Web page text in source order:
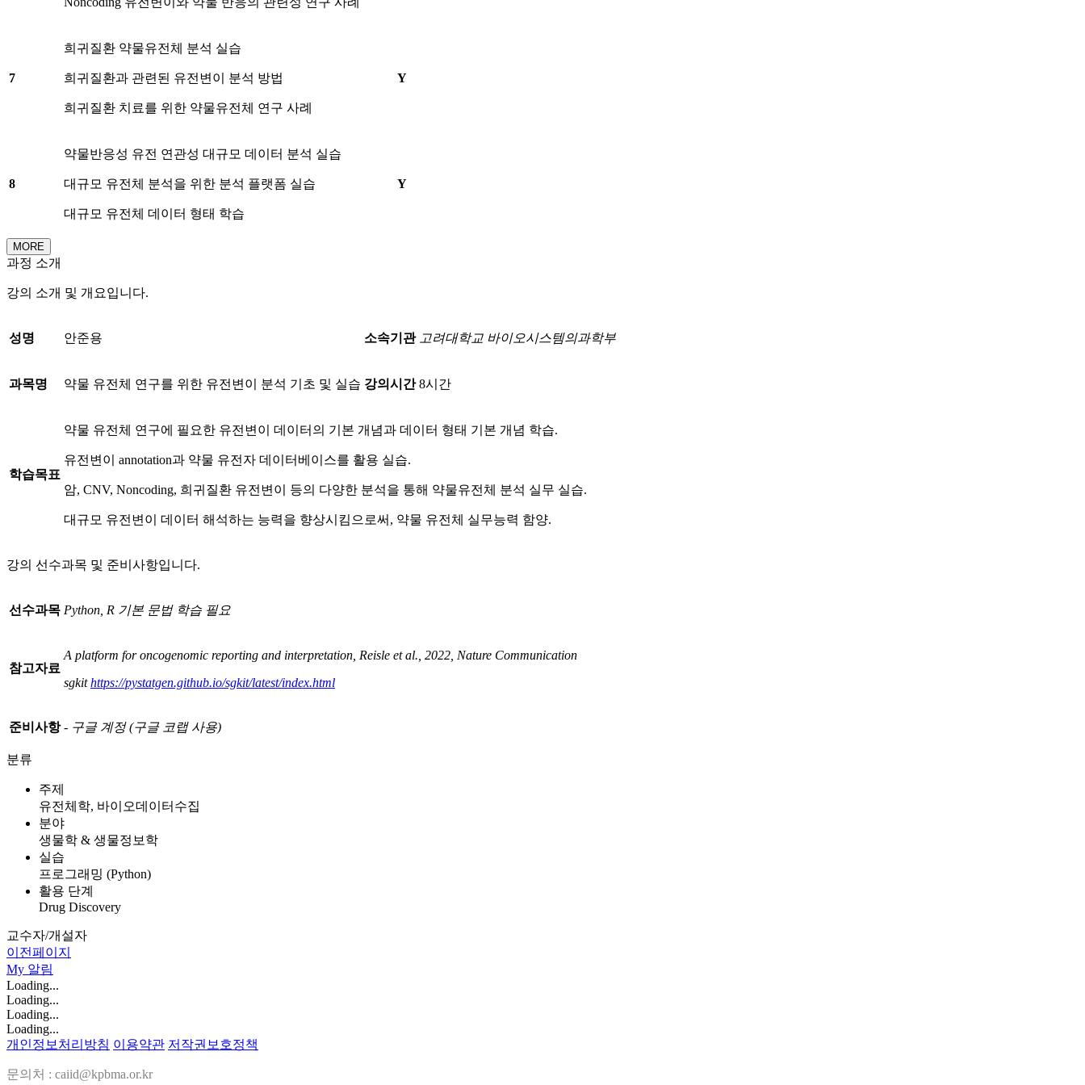
7
희귀질환 약물유전체 분석 실습
희귀질환과 관련된 유전변이 분석 방법
희귀질환 치료를 위한 약물유전체 연구 사례
Y
8
약물반응성 유전 연관성 대규모 데이터 분석 실습
대규모 유전체 분석을 위한 분석 플랫폼 실습
대규모 유전체 데이터 형태 학습
Y
MORE
과정 소개
강의 소개 및 개요입니다.
성명 안준용 소속기관 고려대학교 바이오시스템의과학부
과목명 약물 유전체 연구를 위한 유전변이 분석 기초 및 실습 강의시간 8시간
학습목표
약물 유전체 연구에 필요한 유전변이 데이터의 기본 개념과 데이터 형태 기본 개념 학습.
유전변이 annotation과 약물 유전자 데이터베이스를 활용 실습.
암, CNV, Noncoding, 희귀질환 유전변이 등의 다양한 분석을 통해 약물유전체 분석 실무 실습.
대규모 유전변이 데이터 해석하는 능력을 향상시킴으로써, 약물 유전체 실무능력 함양.
강의 선수과목 및 준비사항입니다.
선수과목 Python, R 기본 문법 학습 필요
참고자료
A platform for oncogenomic reporting and interpretation, Reisle et al., 2022, Nature Communication
sgkithttps://pystatgen.github.io/sgkit/latest/index.html
준비사항 - 구글 계정(구글 코랩 사용)
분류
주제
유전체학, 바이오데이터수집
분야
생물학 & 생물정보학
실습
프로그래밍 (Python)
활용 단계
Drug Discovery
교수자/개설자
이전페이지
My 알림
Loading...
Loading...
Loading...
Loading...
개인정보처리방침 이용약관 저작권보호정책
문의처 : caiid@kpbma.or.kr